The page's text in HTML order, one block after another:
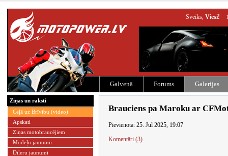
Sveiks, Viesi!
Galvenā Forums Galerijas
Ziņas un raksti
Ceļā uz Brīvību (video)
Apskati
Ziņas motobraucējiem
Modeļu jaunumi
Dīleru jaunumi
Brauciens pa Maroku ar
Pievienota: 25. Jul 2025, 19:07
Komentāri (3)